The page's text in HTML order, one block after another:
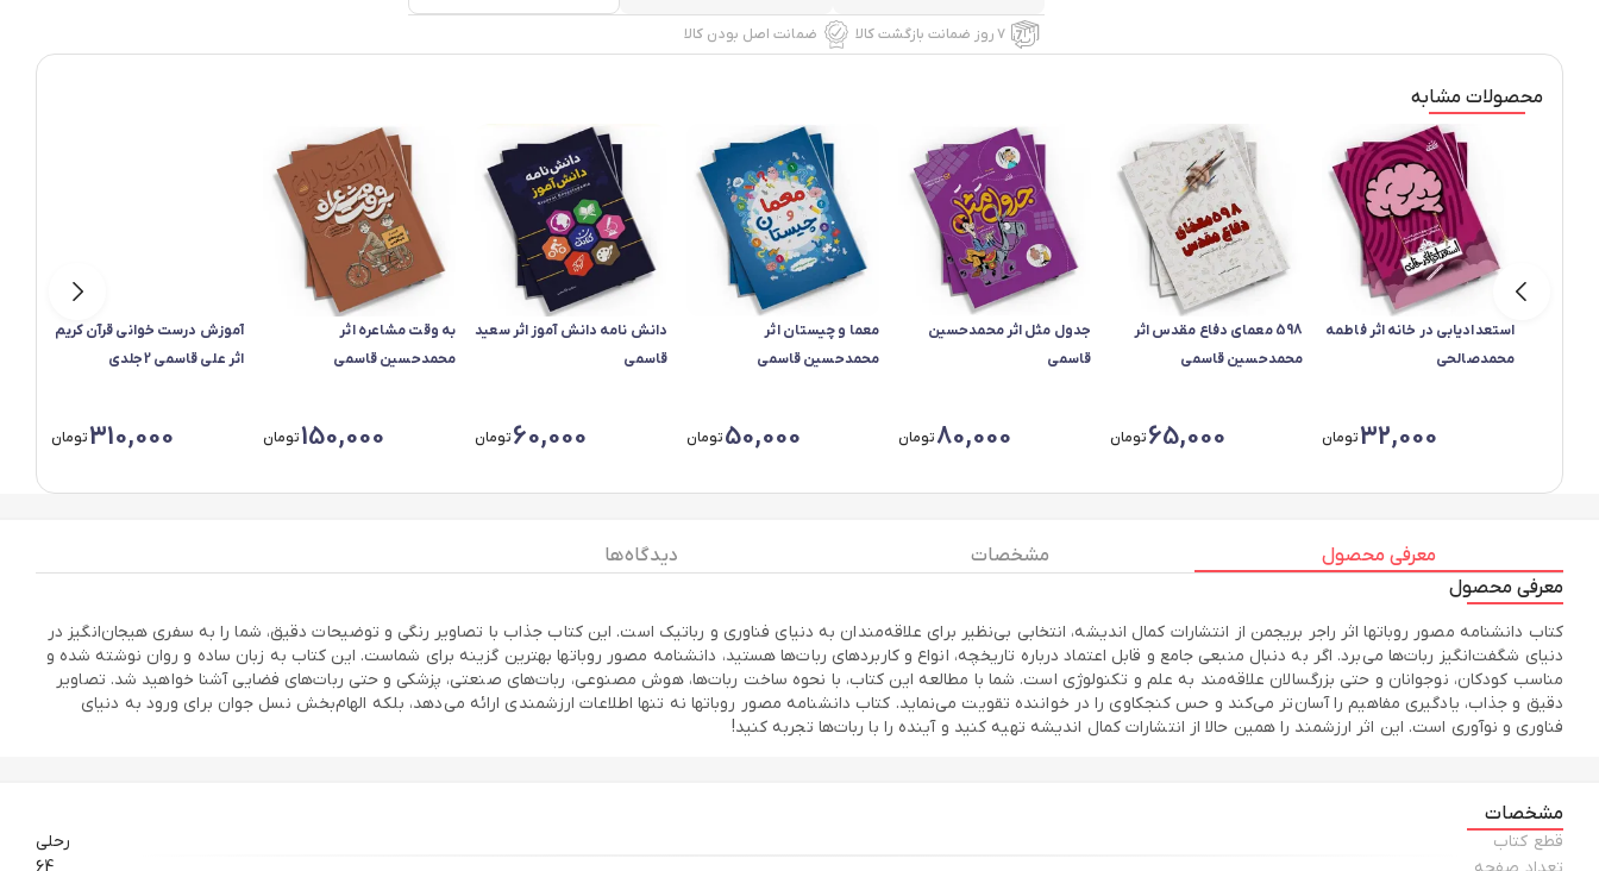
۷ روز ضمانت بازگشت کالا ضمانت اصل بودن کالا
محصولات مشابه
استعدادیابی در خانه اثر فاطمه
محمدصالحی
32,000تومان
598 معمای دفاع مقدس اثر
محمدحسین قاسمی
65,000تومان
جدول مثل اثر محمدحسین
قاسمی
80,000تومان
معما و چیستان اثر
محمدحسین قاسمی
50,000تومان
دانش نامه دانش آموز اثر سعید
قاسمی
60,000تومان
به وقت مشاعره اثر
محمدحسین قاسمی
150,000تومان
آموزش درست خوانی قرآن کریم
اثر علی قاسمی 2جلدی
310,000تومان
معرفی محصول مشخصات
دیدگاه ها
معرفی محصول
کتاب دانشنامه مصور روباتها اثر راجر بریجمن از انتشارات کمال اندیشه، انتخابی بی‌نظیر برای علاقه‌مندان به دنیای فناوری و رباتیک است. این کتاب جذاب با تصاویر رنگی و توضیحات دقیق، شما را به سفری هیجان‌انگیز در
دنیای شگفت‌انگیز ربات‌ها می‌برد. اگر به دنبال منبعی جامع و قابل اعتماد درباره تاریخچه، انواع و کاربردهای ربات‌ها هستید، دانشنامه مصور روباتها بهترین گزینه برای شماست. این کتاب به زبان ساده و روان نوشته شده و
مناسب کودکان، نوجوانان و حتی بزرگسالان علاقه‌مند به علم و تکنولوژی است. شما با مطالعه این کتاب، با نحوه ساخت ربات‌ها، هوش مصنوعی، ربات‌های صنعتی، پزشکی و حتی ربات‌های فضایی آشنا خواهید شد. تصاویر
دقیق و جذاب، یادگیری مفاهیم را آسان‌تر می‌کند و حس کنجکاوی را در خواننده تقویت می‌نماید. کتاب دانشنامه مصور روباتها نه تنها اطلاعات ارزشمندی ارائه می‌دهد، بلکه الهام‌بخش نسل جوان برای ورود به دنیای
فناوری و نوآوری است. این اثر ارزشمند را همین حالا از انتشارات کمال اندیشه تهیه کنید و آینده را با ربات‌ها تجربه کنید!
مشخصات
قطع كتاب
رحلي